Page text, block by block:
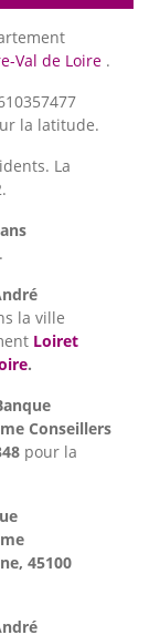
Val de Loire .
la latitude.
La
la ville
Loiret
.
Conseillers
pour la
45100